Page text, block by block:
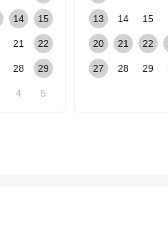
14 15
21 22
28 29
4 5
13 14 15
20 21 22
27 28 29